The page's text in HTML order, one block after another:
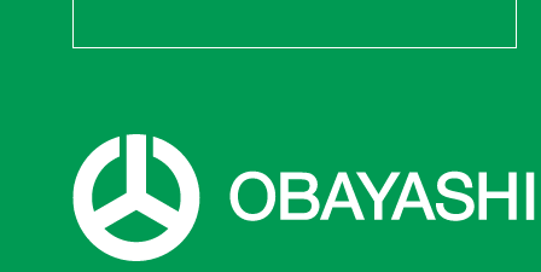
⻄遠アスコンJV 中部アスコンJV
はりま中央アスコンJV 備前アスコンJV
徳山アスコンJV